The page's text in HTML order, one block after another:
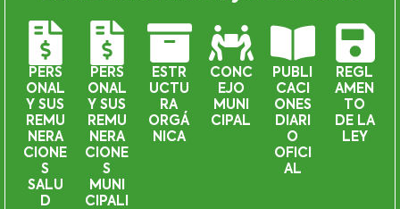
PERS
ONAL
Y SUS
REMU
NERA
CIONE
S
SALU
D
PERS
ONAL
Y SUS
REMU
NERA
CIONE
S
MUNI
CIPALI
ESTR
UCTU
RA
ORGÁ
NICA
CONC
EJO
MUNI
CIPAL
PUBLI
CACI
ONES
DIARI
O
OFICI
AL
REGL
AMEN
TO
DE LA
LEY